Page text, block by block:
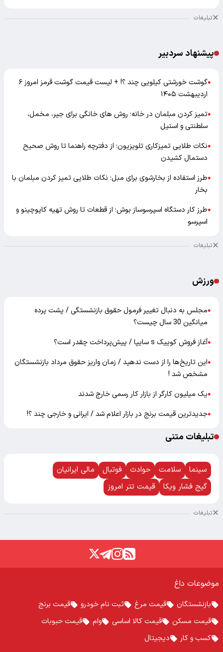
تبلیغات
پیشنهاد سردبیر
●
گوشت خورشتی کیلویی چند ؟! + لیست قیمت گوشت قرمز امروز ۶
اردیبهشت ۱۴۰۵
●تمیز کردن مبلمان در خانه؛ روش های خانگی برای جیر، مخمل،
سلطنتی و استیل
●نکات طلایی تمیزکاری تلویزیون؛ از دفترچه راهنما تا روش صحیح
دستمال کشیدن
●طرز استفاده از بخارشوی برای مبل؛ نکات طلایی تمیز کردن مبلمان با
بخار
●طرز کار دستگاه اسپرسوساز بوش؛ از قطعات تا روش تهیه کاپوچینو و
اسپرسو
تبلیغات
ورزش
●مجلس به دنبال تغییر فرمول حقوق بازنشستگی / پشت پرده
میانگین 30 سال چیست؟
●آغاز فروش کوییک s سایپا / پیش‌پرداخت چقدر است؟
●این تاریخ‌ها را از دست ندهید / زمان واریز حقوق مرداد بازنشستگان
مشخص شد !
●یک میلیون کارگر از بازار کار رسمی خارج شدند
●جدیدترین قیمت برنج در بازار اعلام شد / ایرانی و خارجی چند ؟!
تبلیغات متنی
سینما سلامت حوادث فوتبال
مالی ایرانیان
گیج فشار ویکا
قیمت تتر امروز
تبلیغات
موضوعات داغ
بازنشستگان قیمت مرغ ثبت نام خودرو
قیمت برنج
قیمت مسکن
قیمت کالا اساسی وام
قیمت حبوبات
کسب و کار
دیجیتال